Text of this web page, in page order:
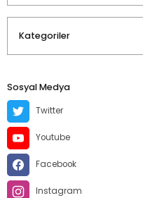
Kategoriler
Sosyal Medya
Twitter
Youtube
Facebook
Instagram